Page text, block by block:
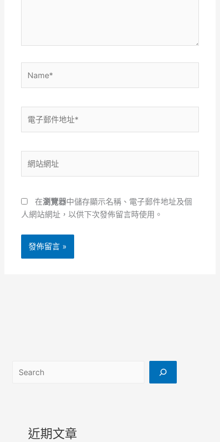
件
地
址
站
在瀏覽器中儲存顯示名稱、電子郵件地址及個
人網站網址，以供下次發佈留言時使用。
搜尋
近期文章